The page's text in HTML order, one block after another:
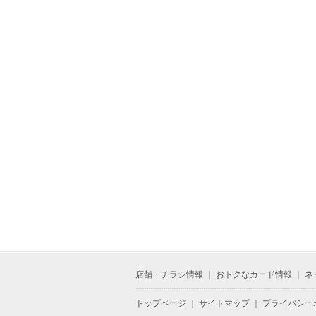
店舗・チラシ情報 おトクなカード情報 ネ
トップページ サイトマップ｜ プライバシー